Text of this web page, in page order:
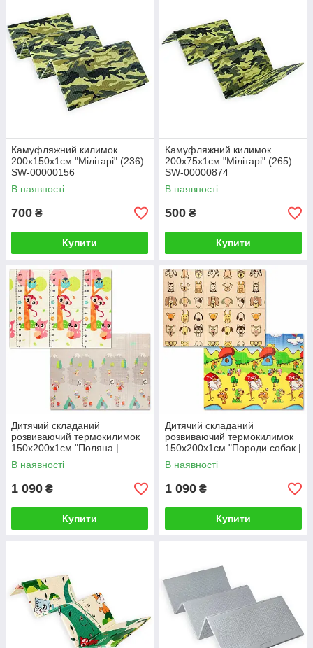
Камуфляжний килимок
200х150х1см "Мілітарі" (236)
SW-00000156
В наявності
700 ₴
Купити
Камуфляжний килимок
200х75х1см "Мілітарі" (265)
SW-00000874
В наявності
500 ₴
Купити
Дитячий складаний
розвиваючий термокилимок
150х200х1см "Поляна |
Зростомір" (278) SW-
00000848
В наявності
1 090 ₴
Купити
Дитячий складаний
розвиваючий термокилимок
150х200х1см "Породи собак |
Цуценята" (274) SW-
00001313
В наявності
1 090 ₴
Купити